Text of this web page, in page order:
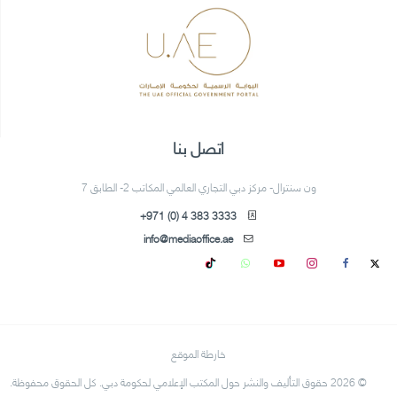
اتصل بنا
ون سنترال- مركز دبي التجاري العالمي المكاتب 2- الطابق 7
+971 (0) 4 383 3333
info@mediaoffice.ae
خارطة الموقع
© 2026 حقوق التأليف والنشر حول المكتب الإعلامي لحكومة دبي. كل الحقوق محفوظة.